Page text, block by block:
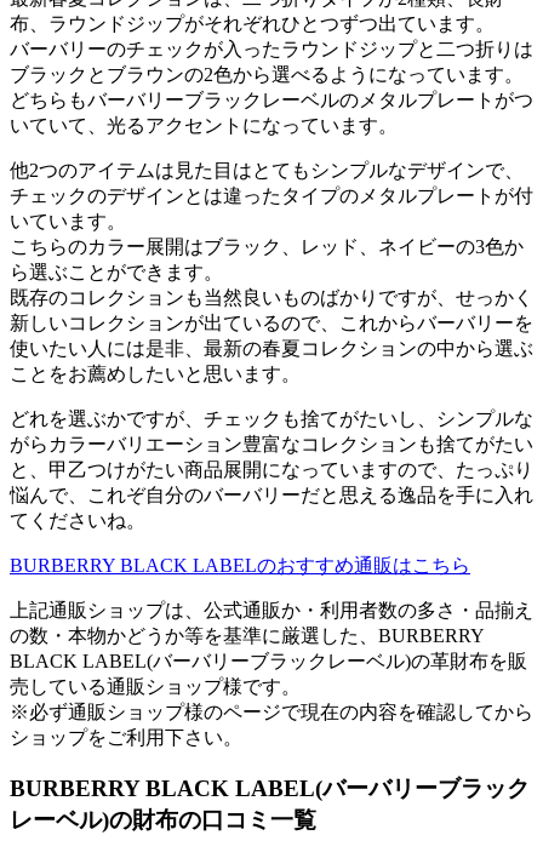
布、ラウンドジップがそれぞれひとつずつ出ています。
バーバリーのチェックが入ったラウンドジップと二つ折りは
ブラックとブラウンの2色から選べるようになっています。
どちらもバーバリーブラックレーベルのメタルプレートがつ
いていて、光るアクセントになっています。
他2つのアイテムは見た目はとてもシンプルなデザインで、
チェックのデザインとは違ったタイプのメタルプレートが付
いています。
こちらのカラー展開はブラック、レッド、ネイビーの3色か
ら選ぶことができます。
既存のコレクションも当然良いものばかりですが、せっかく
新しいコレクションが出ているので、これからバーバリーを
使いたい人には是非、最新の春夏コレクションの中から選ぶ
ことをお薦めしたいと思います。
どれを選ぶかですが、チェックも捨てがたいし、シンプルな
がらカラーバリエーション豊富なコレクションも捨てがたい
と、甲乙つけがたい商品展開になっていますので、たっぷり
悩んで、これぞ自分のバーバリーだと思える逸品を手に入れ
てくださいね。
BURBERRY BLACK LABELのおすすめ通販はこちら
上記通販ショップは、公式通販か・利用者数の多さ・品揃え
の数・本物かどうか等を基準に厳選した、BURBERRY
BLACK LABEL(バーバリーブラックレーベル)の革財布を販
売している通販ショップ様です。
※必ず通販ショップ様のページで現在の内容を確認してから
ショップをご利用下さい。
BURBERRY BLACK LABEL(バーバリーブラック
レーベル)の財布の口コミ一覧